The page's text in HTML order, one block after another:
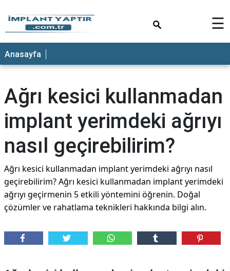
☰
Anasayfa
Ağrı kesici kullanmadan
implant yerimdeki ağrıyı
nasıl geçirebilirim?
Ağrı kesici kullanmadan implant yerimdeki ağrıyı nasıl
geçirebilirim? Ağrı kesici kullanmadan implant yerimdeki
ağrıyı geçirmenin 5 etkili yöntemini öğrenin. Doğal
çözümler ve rahatlama teknikleri hakkında bilgi alın.